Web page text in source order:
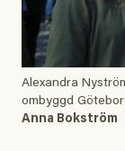
Alexandra
ombyggd
Anna Bokström